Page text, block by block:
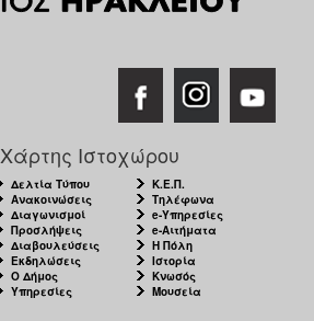
Χάρτης Ιστοχώρου
Δελτία Τύπου
Ανακοινώσεις
Διαγωνισμοί
Προσλήψεις
Διαβουλεύσεις
Εκδηλώσεις
Ο Δήμος
Υπηρεσίες
Κ.Ε.Π.
Τηλέφωνα
e-Υπηρεσίες
e-Αιτήματα
Η Πόλη
Ιστορία
Κνωσός
Μουσεία